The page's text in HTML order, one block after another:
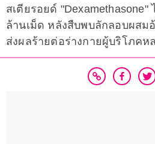
สเตียรอยด์ "Dexamethasone"
ล้านเม็ด หลังสืบพบลักลอบผสม
ส่งผลร้ายต่อร่างกายผู้บริโภคห